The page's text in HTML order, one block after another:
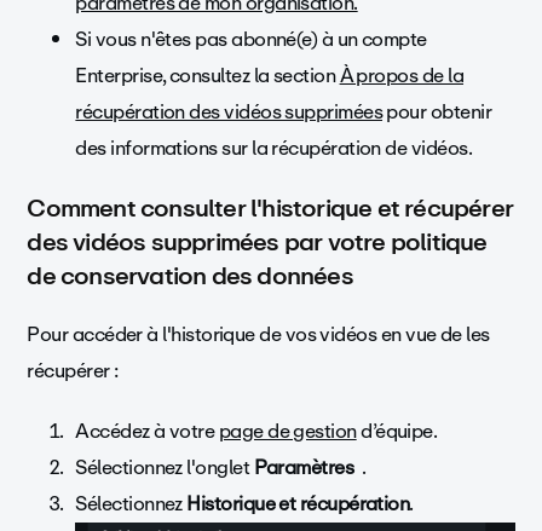
Si vous n'êtes pas abonné(e) à un compte
Enterprise, consultez la sectionÀ propos de la
récupération des vidéos suppriméespour obtenir
des informations sur la récupération de vidéos.
Comment consulter l'historique et récupérer
des vidéos suppriméespar votre politique
de conservation des données
Pour accéder à l'historique de vos vidéos en vue de les
récupérer :
Accédez à votrepage de gestiond’équipe.
Sélectionnez l'ongletParamètres .
SélectionnezHistorique et récupération.